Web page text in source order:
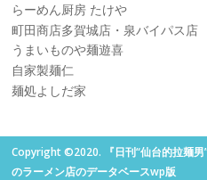
らーめん厨房 たけや
町田商店多賀城店・泉バイパス店
うまいものや麺遊喜
自家製麺仁
麺処よしだ家
Copyright ©2020. 『日刊“仙台的拉麺
のラーメン店のデータベースwp版